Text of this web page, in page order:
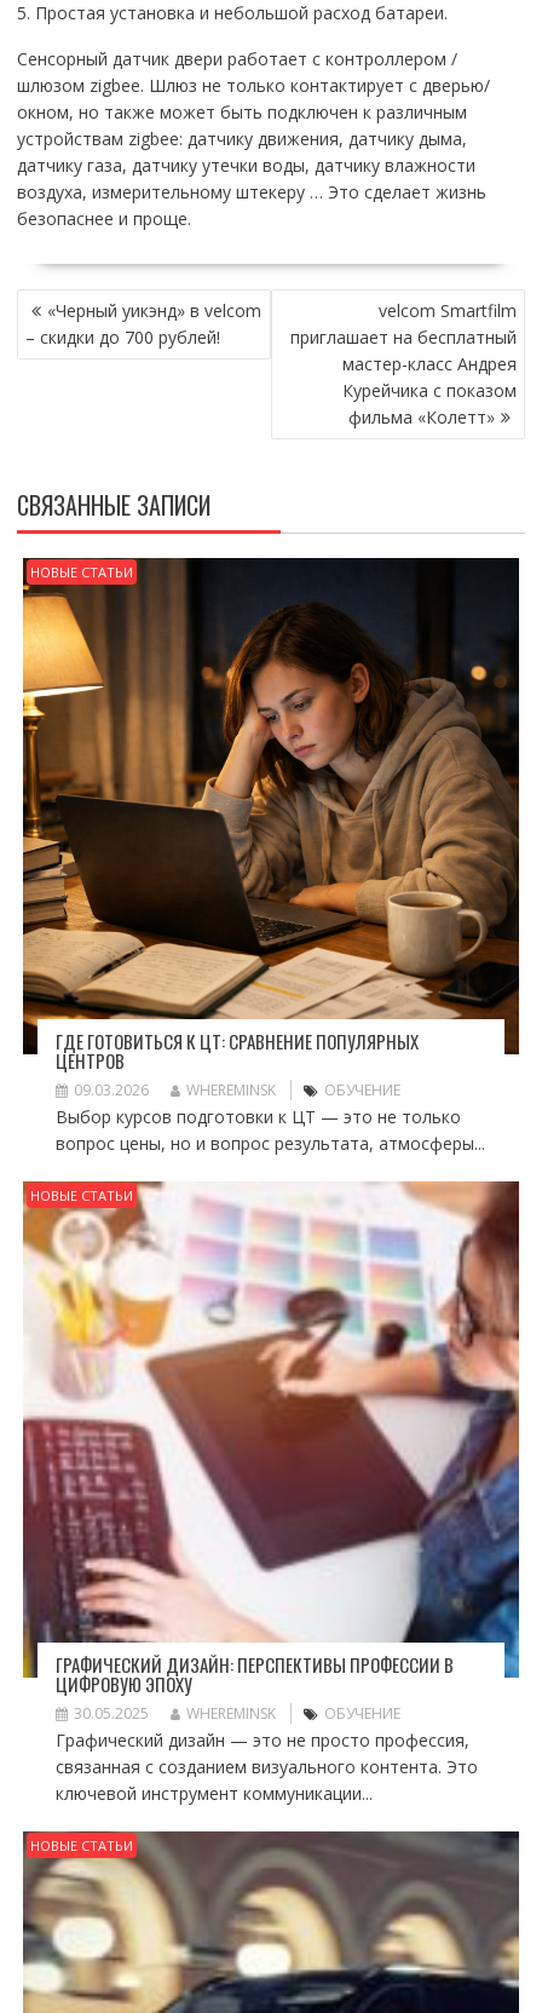
5. Простая установка и небольшой расход батареи.
Сенсорный датчик двери работает с контроллером /
шлюзом zigbee. Шлюз не только контактирует с дверью/
окном, но также может быть подключен к различным
устройствам zigbee: датчику движения, датчику дыма,
датчику газа, датчику утечки воды, датчику влажности
воздуха, измерительному штекеру … Это сделает жизнь
безопаснее и проще.
НАВИГАЦИЯ
ПО
ЗАПИСЯМ
«Черный уикэнд» в velcom
– скидки до 700 рублей!
velcom Smartfilm
приглашает на бесплатный
мастер-класс Андрея
Курейчика с показом
фильма «Колетт»
СВЯЗАННЫЕ ЗАПИСИ
НОВЫЕ СТАТЬИ
ГДЕ ГОТОВИТЬСЯ К ЦТ: СРАВНЕНИЕ ПОПУЛЯРНЫХ
ЦЕНТРОВ
09.03.2026 WHEREMINSK ОБУЧЕНИЕ
Выбор курсов подготовки к ЦТ — это не только
вопрос цены, но и вопрос результата, атмосферы...
НОВЫЕ СТАТЬИ
ГРАФИЧЕСКИЙ ДИЗАЙН: ПЕРСПЕКТИВЫ ПРОФЕССИИ В
ЦИФРОВУЮ ЭПОХУ
30.05.2025 WHEREMINSK ОБУЧЕНИЕ
Графический дизайн — это не просто профессия,
связанная с созданием визуального контента. Это
ключевой инструмент коммуникации...
НОВЫЕ СТАТЬИ